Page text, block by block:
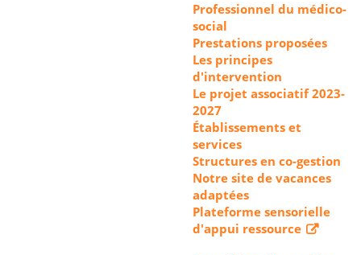
Professionnel du médico-
social
Prestations proposées
Les principes
d'intervention
Le projet associatif 2023-
2027
Établissements et
services
Structures en co-gestion
Notre site de vacances
adaptées
Plateforme sensorielle
d'appui ressource